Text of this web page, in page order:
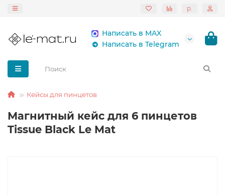
р.
Написать в MAX
Написать в Telegram
Кейсы для пинцетов
Магнитный кейс для 6 пинцетов
Tissue Black Le Mat